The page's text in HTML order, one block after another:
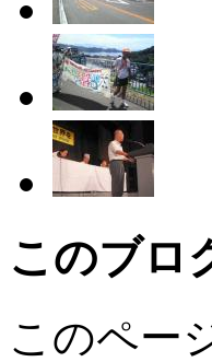
このブロ
このペー